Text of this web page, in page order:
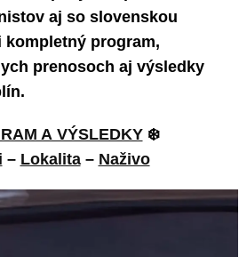
aj so slovenskou
program,
prenosoch aj výsledky
A VÝSLEDKY❄️
– Lokalita– Naživo